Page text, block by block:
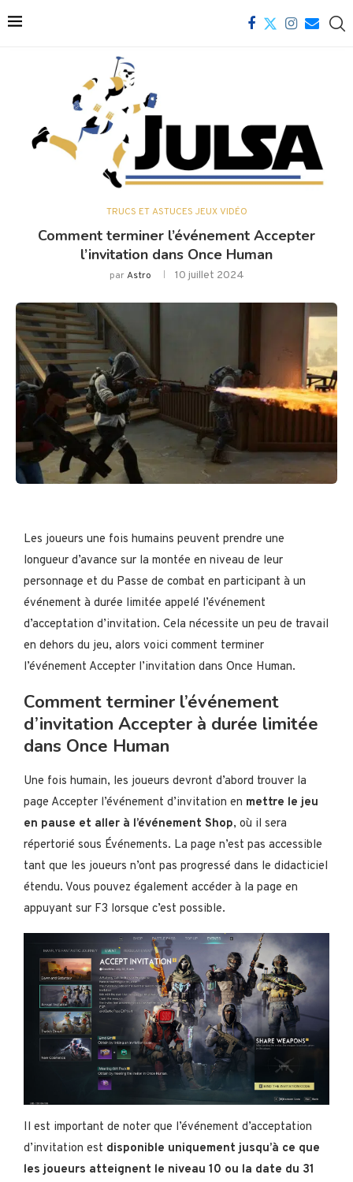
TRUCS ET ASTUCES JEUX VIDÉO
Comment terminer l’événement Accepter
l’invitation dans Once Human
parAstro 10 juillet 2024
Les joueurs une fois humains peuvent prendre une
longueur d’avance sur la montée en niveau de leur
personnage et du Passe de combat en participant à un
événement à durée limitée appelé l’événement
d’acceptation d’invitation. Cela nécessite un peu de travail
en dehors du jeu, alors voici comment terminer
l’événement Accepter l’invitation dans Once Human.
Comment terminer l’événement
d’invitation Accepter à durée limitée
dans Once Human
Une fois humain, les joueurs devront d’abord trouver la
page Accepter l’événement d’invitation en mettre le jeu
en pause et aller à l’événement Shop, où il sera
répertorié sous Événements. La page n’est pas accessible
tant que les joueurs n’ont pas progressé dans le didacticiel
étendu. Vous pouvez également accéder à la page en
appuyant sur F3 lorsque c’est possible.
Il est important de noter que l’événement d’acceptation
d’invitation est disponible uniquement jusqu’à ce que
les joueurs atteignent le niveau 10 ou la date du 31